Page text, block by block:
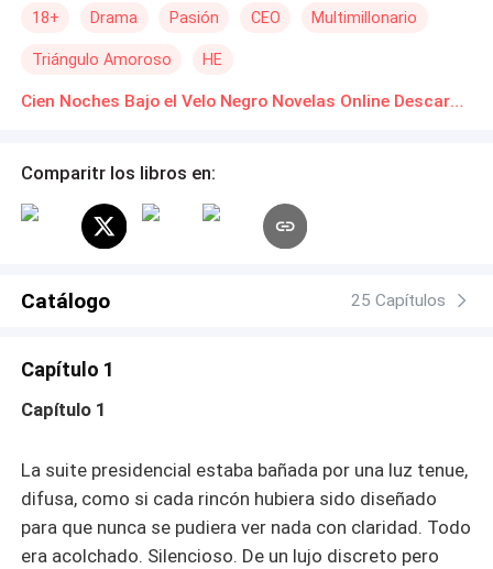
millón de euros por cien noches. Sin nombre. Sin
antifaz. Habla poco. Controla todo. Solo deja
transferencias bancarias anónimas… y un perfume
su hermanastra resulta ser el frío y poderoso CEO de la
entonces lo percibe. Ese mismo aroma. Ya ha pasado
doce noches en brazos de un desconocido enmascarado.
deseo, poder y secretos donde el contrato podría
18+ Drama Pasión CEO Multimillonario
Triángulo Amoroso HE
Cien Noches Bajo el Velo Negro Novelas Online Descarga gratuita de PDF
Comparitr los libros en:
Catálogo 25 Capítulos
Capítulo 1
Capítulo 1
La suite presidencial estaba bañada por una luz tenue,
difusa, como si cada rincón hubiera sido diseñado
para que nunca se pudiera ver nada con claridad. Todo
era acolchado. Silencioso. De un lujo discreto pero